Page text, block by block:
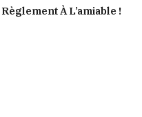
À L’amiable !